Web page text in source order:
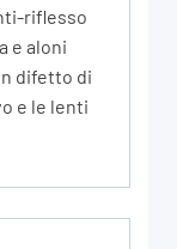
riflesso
e aloni
difetto di
e le lenti